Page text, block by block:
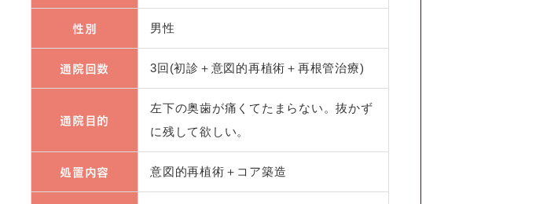
性別 男性
通院回数 3回(初診＋意図的再植術＋再根管治療)
通院目的
左下の奥歯が痛くてたまらない。抜かず
に残して欲しい。
処置内容 意図的再植術＋コア築造